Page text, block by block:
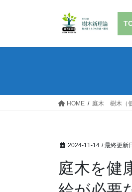
HOME 庭木 樹木（
2024-11-14 / 最終更新
庭木を健